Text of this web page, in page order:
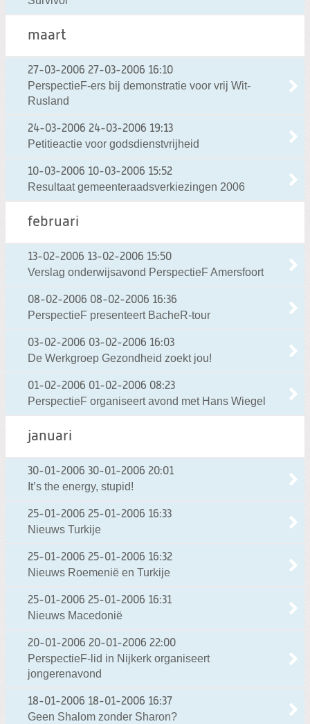
maart
27-03-2006 27-03-2006 16:10
PerspectieF-ers bij demonstratie voor vrij Wit-
Rusland
24-03-2006 24-03-2006 19:13
Petitieactie voor godsdienstvrijheid
10-03-2006 10-03-2006 15:52
Resultaat gemeenteraadsverkiezingen 2006
februari
13-02-2006 13-02-2006 15:50
Verslag onderwijsavond PerspectieF Amersfoort
08-02-2006 08-02-2006 16:36
PerspectieF presenteert BacheR-tour
03-02-2006 03-02-2006 16:03
De Werkgroep Gezondheid zoekt jou!
01-02-2006 01-02-2006 08:23
PerspectieF organiseert avond met Hans Wiegel
januari
30-01-2006 30-01-2006 20:01
It’s the energy, stupid!
25-01-2006 25-01-2006 16:33
Nieuws Turkije
25-01-2006 25-01-2006 16:32
Nieuws Roemenië en Turkije
25-01-2006 25-01-2006 16:31
Nieuws Macedonië
20-01-2006 20-01-2006 22:00
PerspectieF-lid in Nijkerk organiseert
jongerenavond
18-01-2006 18-01-2006 16:37
Geen Shalom zonder Sharon?